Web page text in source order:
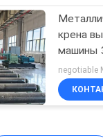
крена
машины
negotiable